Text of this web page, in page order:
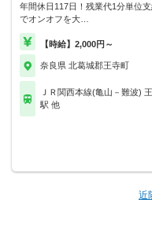
年間休日117日！残業代1分単位
でオンオフを大…
【時給】2,000円～
奈良県 北葛城郡王寺町
ＪＲ関西本線(亀山－難波)
駅 他
近